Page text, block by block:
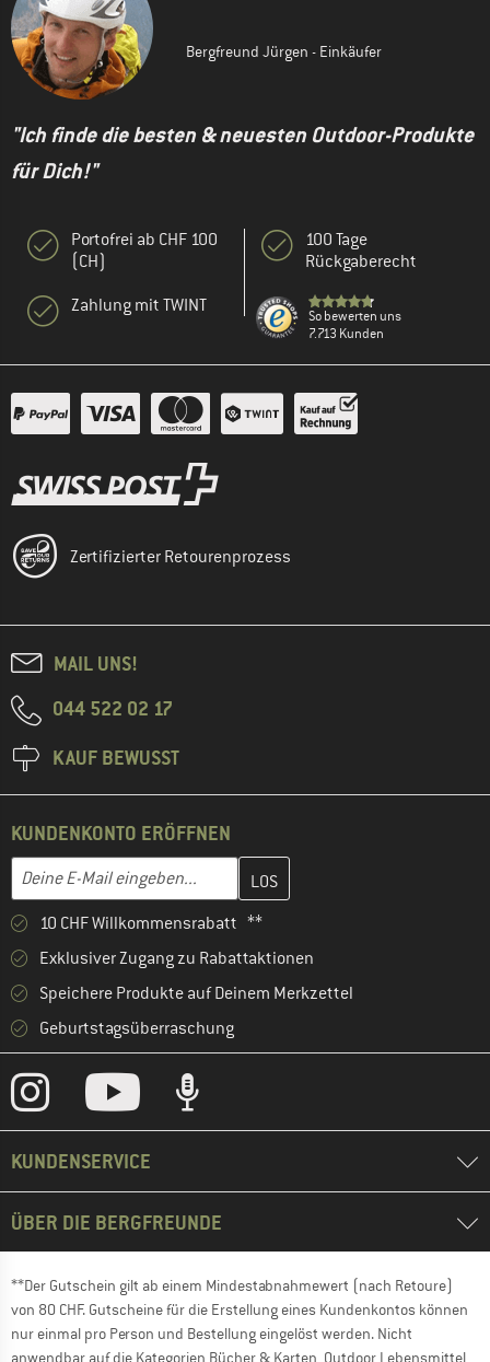
Bergfreund Jürgen - Einkäufer
"Ich finde die besten & neuesten Outdoor-Produkte
für Dich!"
Portofrei ab CHF 100
(CH)
Zahlung mit TWINT
100 Tage
Rückgaberecht
So bewerten uns
7.713 Kunden
Zertifizierter Retourenprozess
MAIL UNS!
044 522 02 17
KAUF BEWUSST
KUNDENKONTO ERÖFFNEN
E-Mail-Adresse
Gib hier deine E-Mail-Adresse ein und erstelle im nächsten
10 CHF Willkommensrabatt **
Exklusiver Zugang zu Rabattaktionen
Speichere Produkte auf Deinem Merkzettel
Geburtstagsüberraschung
KUNDENSERVICE
ÜBER DIE BERGFREUNDE
**Der Gutschein gilt ab einem Mindestabnahmewert (nach Retoure)
von 80 CHF. Gutscheine für die Erstellung eines Kundenkontos können
nur einmal pro Person und Bestellung eingelöst werden. Nicht
anwendbar auf die Kategorien Bücher & Karten, Outdoor Lebensmittel